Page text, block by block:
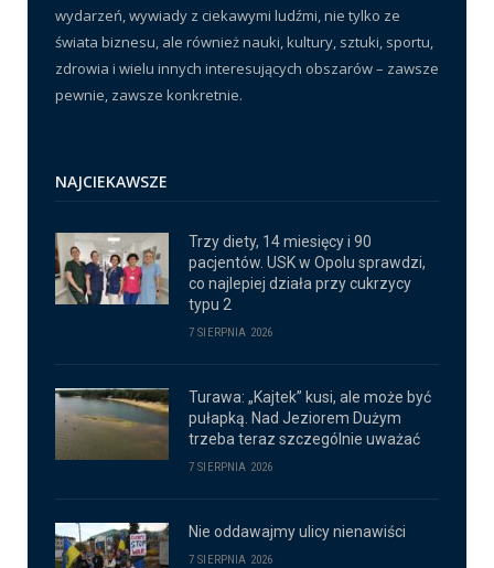
wydarzeń, wywiady z ciekawymi ludźmi, nie tylko ze
świata biznesu, ale również nauki, kultury, sztuki, sportu,
zdrowia i wielu innych interesujących obszarów – zawsze
pewnie, zawsze konkretnie.
NAJCIEKAWSZE
Trzy diety, 14 miesięcy i 90
pacjentów. USK w Opolu sprawdzi,
co najlepiej działa przy cukrzycy
typu 2
7 SIERPNIA 2026
Turawa: „Kajtek” kusi, ale może być
pułapką. Nad Jeziorem Dużym
trzeba teraz szczególnie uważać
7 SIERPNIA 2026
Nie oddawajmy ulicy nienawiści
7 SIERPNIA 2026